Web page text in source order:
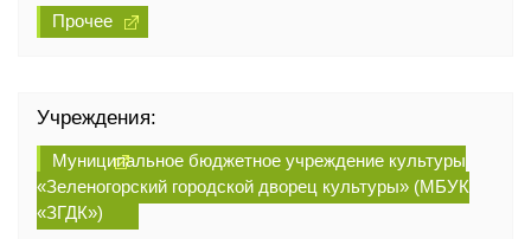
Прочее
Учреждения:
Муниципальное бюджетное учреждение культуры
«Зеленогорский городской дворец культуры» (МБУК
«ЗГДК»)